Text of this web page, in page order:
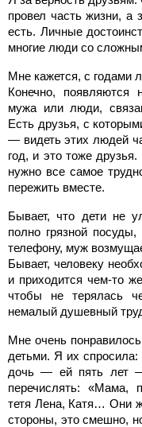
провел часть жизни, а
есть. Личные
многие люди со
Мне кажется, с годами
Конечно,
мужа или люди,
Есть друзья, с
— видеть этих людей
год, и это тоже
нужно все самое
пережить вместе.
Бывает, что дети не
полно грязной
телефону, муж
Бывает, человеку
и приходится чем-то
чтобы не терялась
немалый душевный
Мне очень
детьми. Я их
дочь — ей пять лет —
перечислять: «Мама,
тетя Лена, Катя… Они
стороны, это смешно,